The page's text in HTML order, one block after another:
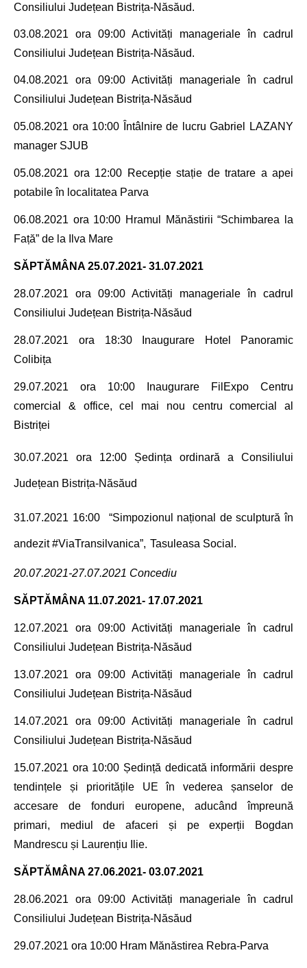
Consiliului Județean Bistrița-Năsăud.
03.08.2021 ora 09:00 Activități manageriale în cadrul
Consiliului Județean Bistrița-Năsăud.
04.08.2021 ora 09:00 Activități manageriale în cadrul
Consiliului Județean Bistrița-Năsăud
05.08.2021 ora 10:00 Întâlnire de lucru Gabriel LAZANY
manager SJUB
05.08.2021 ora 12:00 Recepție stație de tratare a apei
potabile în localitatea Parva
06.08.2021 ora 10:00 Hramul Mănăstirii “Schimbarea la
Față” de la Ilva Mare
SĂPTĂMÂNA 25.07.2021- 31.07.2021
28.07.2021
ora 09:00 Activități manageriale în cadrul
Consiliului Județean Bistrița-Năsăud
28.07.2021 ora 18:30 Inaugurare Hotel
Panoramic
Colibița
29.07.2021 ora 10:00 Inaugurare
FilExpo Centru
comercial & office, cel mai nou centru comercial al
Bistriței
30.07.2021 ora 12:00 Ședința ordinară a Consiliului
Județean Bistrița-Năsăud
31.07.2021 16:00 “Simpozionul național de sculptură în
andezit#ViaTransilvanica”, Tasuleasa Social .
20.07.2021-27.07.2021 Concediu
SĂPTĂMÂNA 11.07.2021- 17.07.2021
12.07.2021
ora 09:00 Activități manageriale în cadrul
Consiliului Județean Bistrița-Năsăud
13.07.2021
ora 09:00 Activități manageriale în cadrul
Consiliului Județean Bistrița-Năsăud
14.07.2021
ora 09:00 Activități manageriale în cadrul
Consiliului Județean Bistrița-Năsăud
15.07.2021 ora 10:00 Ședință dedicată informării despre
tendințele și prioritățile UE în vederea șanselor de
accesare de fonduri europene, aducând împreună
primari, mediul de afaceri și pe experții Bogdan
Mandrescu și Laurențiu Ilie.
SĂPTĂMÂNA 27.06.2021- 03.07.2021
28.06.2021
ora 09:00 Activități manageriale în cadrul
Consiliului Județean Bistrița-Năsăud
29.07.2021 ora 10:00 Hram Mănăstirea Rebra-Parva